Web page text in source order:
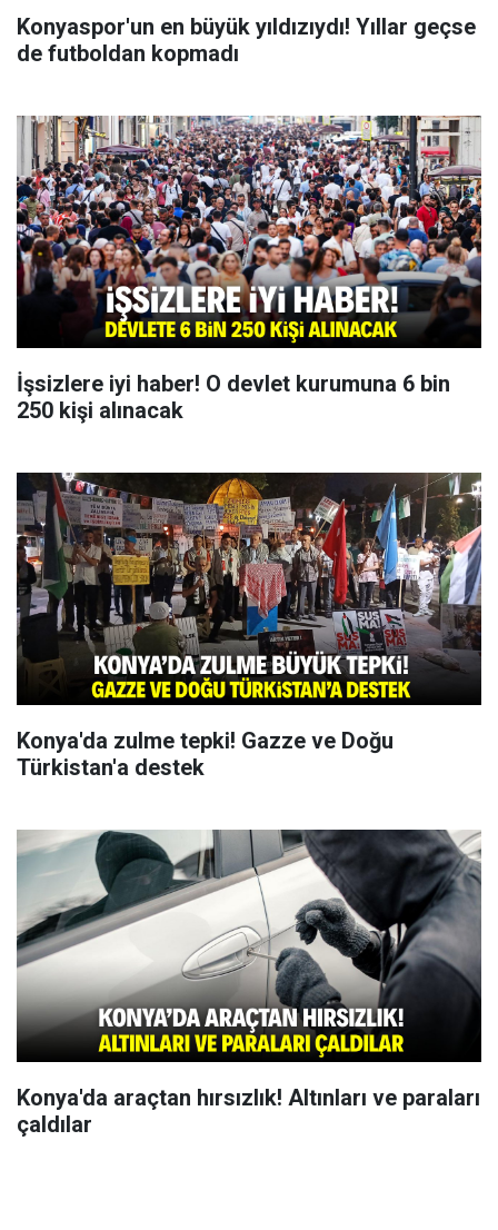
Konyaspor'un en büyük yıldızıydı! Yıllar geçse
de futboldan kopmadı
İşsizlere iyi haber! O devlet kurumuna 6 bin
250 kişi alınacak
Konya'da zulme tepki! Gazze ve Doğu
Türkistan'a destek
Konya'da araçtan hırsızlık! Altınları ve paraları
çaldılar